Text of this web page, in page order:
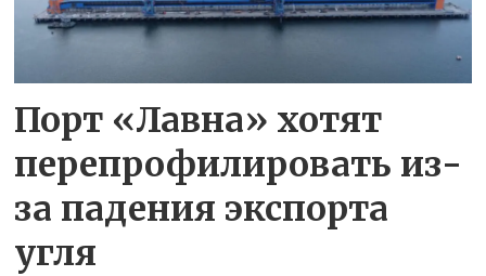
Порт «Лавна» хотят
перепрофилировать из-
за падения экспорта
угля